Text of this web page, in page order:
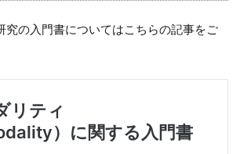
究の入門書についてはこちらの記事をご